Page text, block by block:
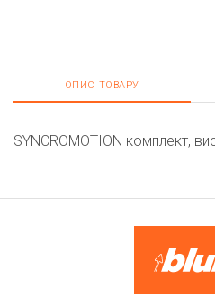
ОПИС ТОВАРУ
SYNCROMOTION комплект,